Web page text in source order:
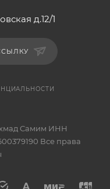
д.12/1
Самим ИНН
Все права